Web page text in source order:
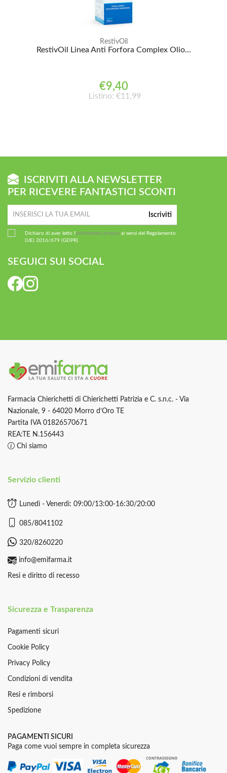
RestivOil
RestivOil Linea Anti Forfora Complex Olio...
€9,40
Listino: €11,99
ISCRIVITI ALLA NEWSLETTER
PER RICEVERE FANTASTICI SCONTI
Iscriviti
Dichiaro di aver letto l'informativa privacy ai sensi del Regolamento
(UE) 2016/679 (GDPR).
SEGUICI SUI SOCIAL
Farmacia Chierichetti di Chierichetti Patrizia e C. s.n.c. - Via
Nazionale, 9 - 64020 Morro d’Oro TE
Partita IVA 01826570671
REA:TE N.156443
Chi siamo
Servizio clienti
Lunedì - Venerdì: 09:00/13:00-16:30/20:00
085/8041102
320/8260220
info@emifarma.it
Resi e diritto di recesso
Sicurezza e Trasparenza
Pagamenti sicuri
Cookie Policy
Privacy Policy
Condizioni di vendita
Resi e rimborsi
Spedizione
PAGAMENTI SICURI
Paga come vuoi sempre in completa sicurezza